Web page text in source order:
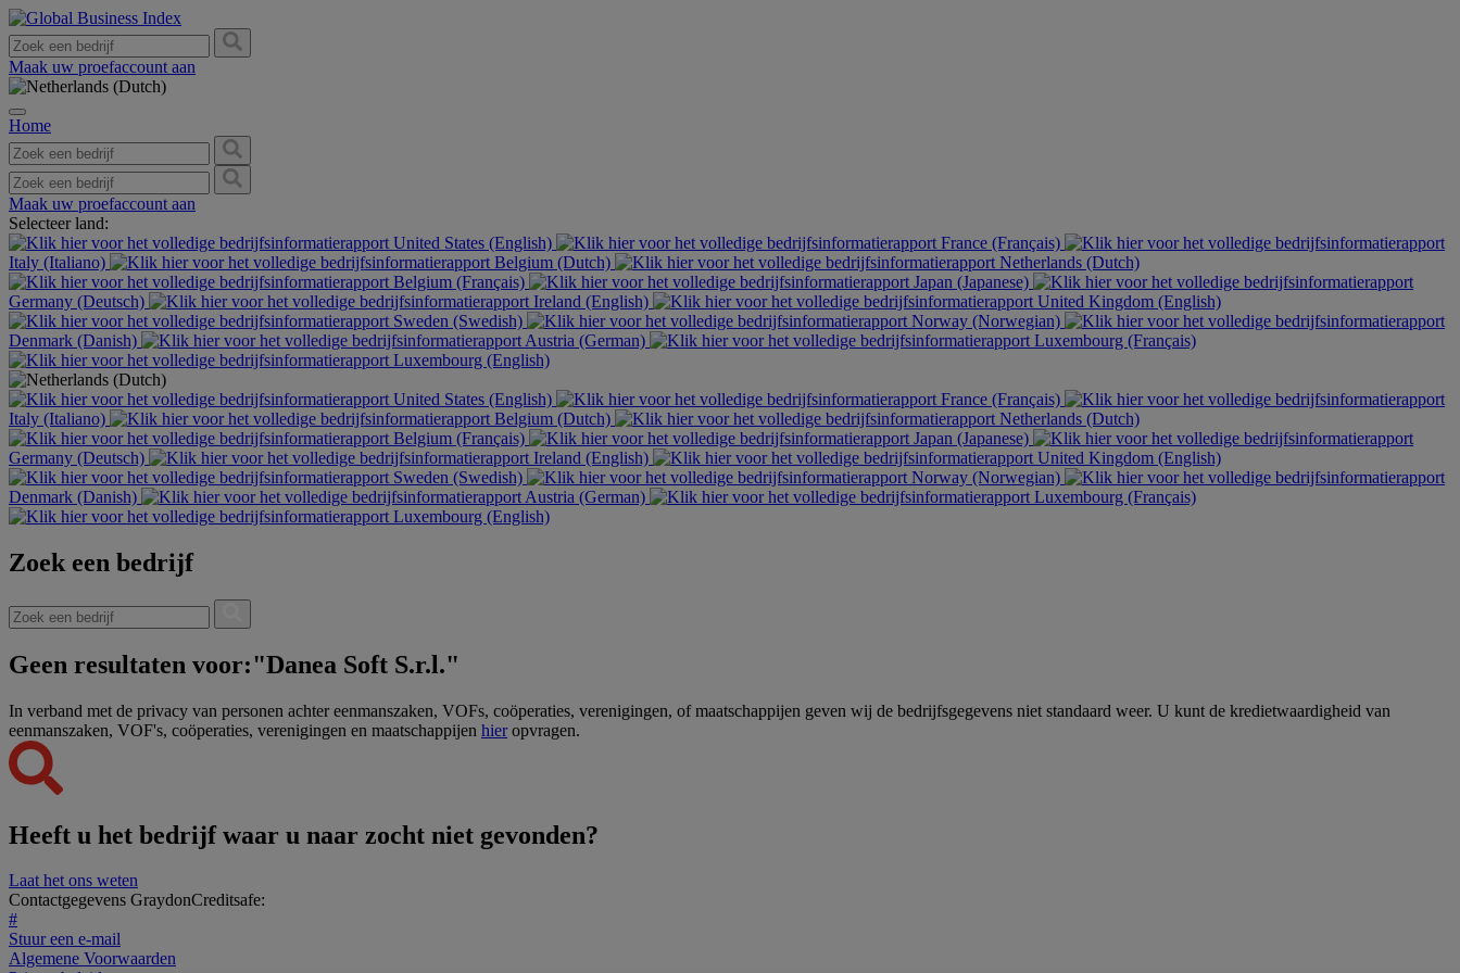
Maak uw proefaccount aan
Home
Maak uw proefaccount aan
Selecteer land:
United States (English)
France (Français)
Italy (Italiano)
Belgium (Dutch)
Netherlands (Dutch)
Belgium (Français)
Japan (Japanese)
Germany (Deutsch)
Ireland (English)
United Kingdom (English)
Sweden (Swedish)
Norway (Norwegian)
Denmark (Danish)
Austria (German)
Luxembourg (Français)
Luxembourg (English)
United States (English)
France (Français)
Italy (Italiano)
Belgium (Dutch)
Netherlands (Dutch)
Belgium (Français)
Japan (Japanese)
Germany (Deutsch)
Ireland (English)
United Kingdom (English)
Sweden (Swedish)
Norway (Norwegian)
Denmark (Danish)
Austria (German)
Luxembourg (Français)
Luxembourg (English)
Zoek een bedrijf
Geen resultaten voor:"Danea Soft S.r.l."
In verband met de privacy van personen achter eenmanszaken, VOFs, coöperaties, verenigingen, of maatschappijen geven wij de bedrijfsgegevens niet standaard weer. U kunt de kredietwaardigheid van
eenmanszaken, VOF's, coöperaties, verenigingen en maatschappijen hieropvragen.
Heeft u het bedrijf waar u naar zocht niet gevonden?
Laat het ons weten
Contactgegevens GraydonCreditsafe:
#
Stuur een e-mail
Algemene Voorwaarden